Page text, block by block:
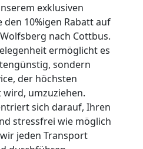
exklusiven
den 10%igen Rabatt auf
nach Cottbus.
ermöglicht es
sondern
der höchsten
umzuziehen.
sich darauf, Ihren
stressfrei wie möglich
jeden Transport